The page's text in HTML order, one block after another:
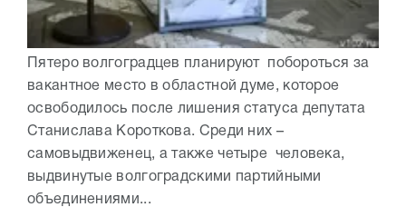
Пятеро волгоградцев планируют побороться за
вакантное место в областной думе, которое
освободилось после лишения статуса депутата
Станислава Короткова. Среди них –
самовыдвиженец, а также четыре человека,
выдвинутые волгоградскими партийными
объединениями...